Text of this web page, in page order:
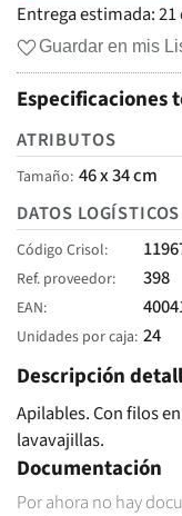
Entrega estimada:21
Guardar en mis
Especificaciones
ATRIBUTOS
Tamaño 46 x 34 cm
DATOS LOGÍSTICOS
Código Crisol
Ref. proveedor 398
EAN
Unidades por caja 24
Descripción
Apilables. Con filos
lavavajillas.
Documentación
Por ahora no hay